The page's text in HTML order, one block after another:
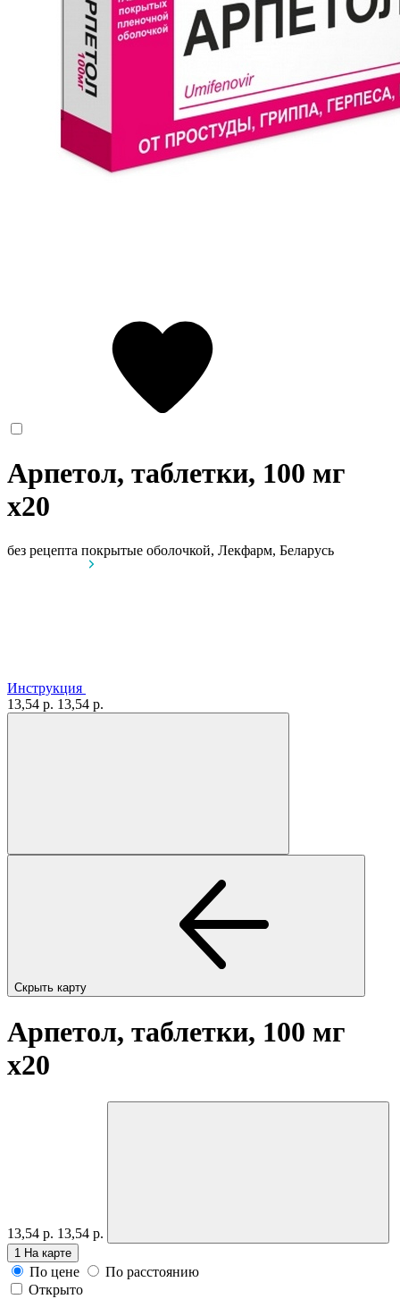
Арпетол, таблетки, 100 мг
x20
без рецепта покрытые оболочкой, Лекфарм, Беларусь
Инструкция
13,54 р. 13,54 р.
Скрыть карту
Арпетол, таблетки, 100 мг
x20
13,54 р. 13,54 р.
1 На карте
По цене
По расстоянию
Открыто